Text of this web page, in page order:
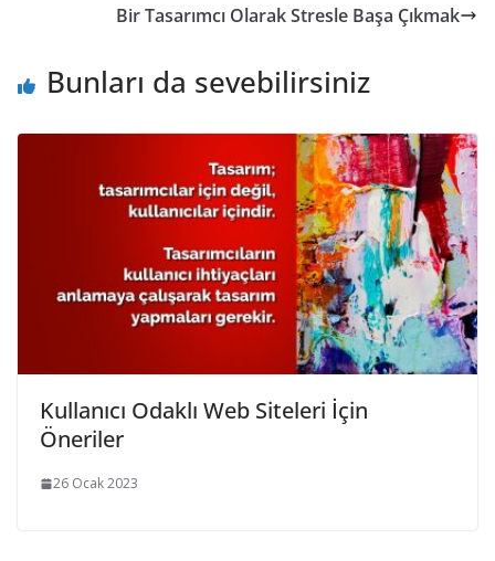
Bir Tasarımcı Olarak Stresle Başa Çıkmak
Bunları da sevebilirsiniz
Kullanıcı Odaklı Web Siteleri İçin
Öneriler
26 Ocak 2023